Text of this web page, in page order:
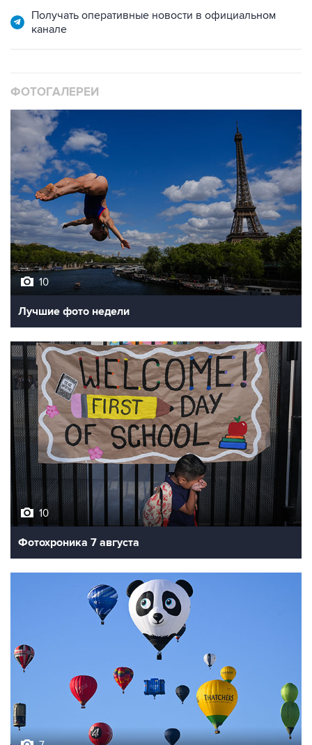
Получать оперативные новости в официальном
канале
ФОТОГАЛЕРЕИ
10
Лучшие фото недели
10
Фотохроника 7 августа